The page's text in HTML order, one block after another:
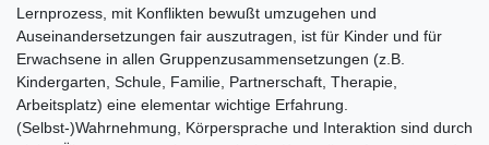
Lernprozess, mit Konflikten bewußt umzugehen und
Auseinandersetzungen fair auszutragen, ist für Kinder und für
Erwachsene in allen Gruppenzusammensetzungen (z.B.
Kindergarten, Schule, Familie, Partnerschaft, Therapie,
Arbeitsplatz) eine elementar wichtige Erfahrung.
(Selbst-)Wahrnehmung, Körpersprache und Interaktion sind durch